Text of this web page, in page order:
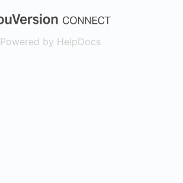
(opens in a
Powered by HelpDocs